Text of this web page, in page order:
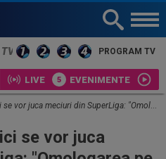
PROGRAM TV
LIVE EVENIMENTE
juca meciuri din SuperLiga: "Omologarea pe 15 iulie". Detaliile proiectului
se vor juca